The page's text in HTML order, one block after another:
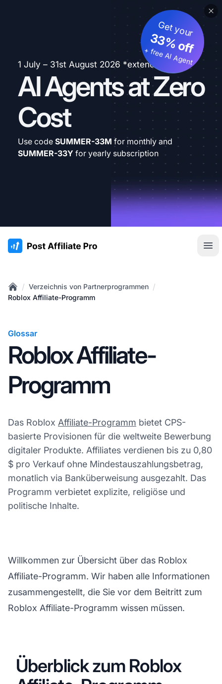
1 July – 31st August 2026 *extended
AI Agents at Zero
Cost
Get your
33% off
+ free AI Agent
Use code SUMMER-33M for monthly and
SUMMER-33Y for yearly subscription
:site.title
Home
/ Verzeichnis von Partnerprogrammen /
Roblox Affiliate-Programm
Glossar
Roblox Affiliate-
Programm
Das Roblox Affiliate-Programm bietet CPS-
basierte Provisionen für die weltweite Bewerbung
digitaler Produkte. Affiliates verdienen bis zu 0,80
$ pro Verkauf ohne Mindestauszahlungsbetrag,
monatlich via Banküberweisung ausgezahlt. Das
Programm verbietet explizite, religiöse und
politische Inhalte.
Willkommen zur Übersicht über das Roblox
Affiliate-Programm. Wir haben alle Informationen
zusammengestellt, die Sie vor dem Beitritt zum
Roblox Affiliate-Programm wissen müssen.
Überblick zum Roblox